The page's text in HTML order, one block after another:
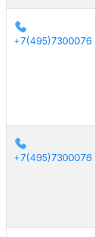
+7(495)7300076
+7(495)7300076